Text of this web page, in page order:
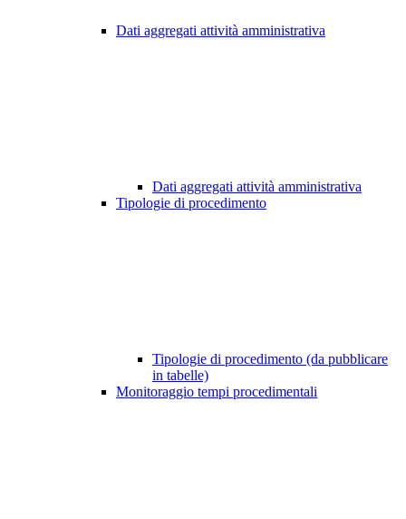
Dati aggregati attività amministrativa
Dati aggregati attività amministrativa
Tipologie di procedimento
Tipologie di procedimento (da pubblicare
in tabelle)
Monitoraggio tempi procedimentali